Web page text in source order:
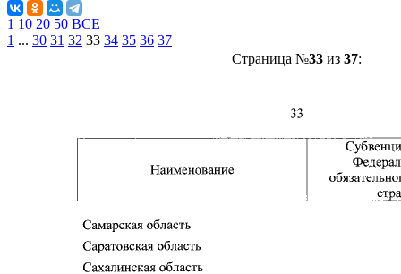
1 10 20 50 ВСЕ
1 ... 30 31 32 33 34 35 36 37
Страница №33из 37: